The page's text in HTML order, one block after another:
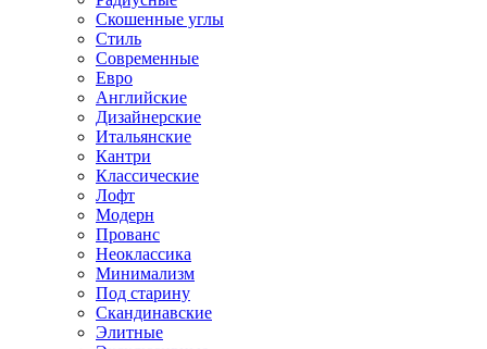
Скошенные углы
Стиль
Современные
Евро
Английские
Дизайнерские
Итальянские
Кантри
Классические
Лофт
Модерн
Прованс
Неоклассика
Минимализм
Под старину
Скандинавские
Элитные